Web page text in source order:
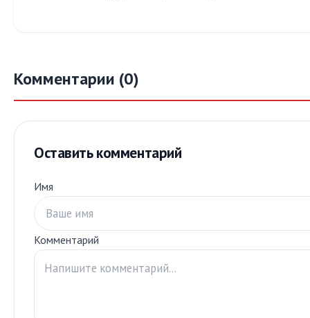
Комментарии (0)
Оставить комментарий
Имя
Комментарий